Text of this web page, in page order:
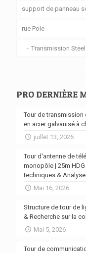
support de panneau
rue Pole
Transmission
PRO DERNIÈRE
Tour de
en acier galvanisé à
juillet 13, 2026
Tour d'antenne de
monopôle | 25m
techniques &
Mai 16, 2026
Structure de tour de
& Recherche sur la
Mai 5, 2026
Tour de